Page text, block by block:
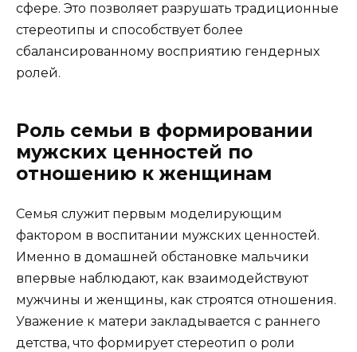
сфере. Это позволяет разрушать традиционные
стереотипы и способствует более
сбалансированному восприятию гендерных
ролей.
Роль семьи в формировании
мужских ценностей по
отношению к женщинам
Семья служит первым моделирующим
фактором в воспитании мужских ценностей.
Именно в домашней обстановке мальчики
впервые наблюдают, как взаимодействуют
мужчины и женщины, как строятся отношения.
Уважение к матери закладывается с раннего
детства, что формирует стереотип о роли